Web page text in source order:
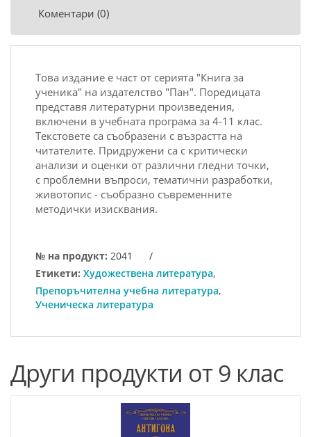
Коментари (0)
Това издание е част от серията "Книга за
ученика" на издателство "Пан". Поредицата
представя литературни произведения,
включени в учебната програма за 4-11 клас.
Текстовете са съобразени с възрастта на
читателите. Придружени са с критически
анализи и оценки от различни гледни точки,
с проблемни въпроси, тематични разработки,
животопис - съобразно съвременните
методички изисквания.
№ на продукт: 2041
/
Етикети: Художествена литература,
Препоръчителна учебна литература,
Ученическа литература
Други продукти от 9 клас